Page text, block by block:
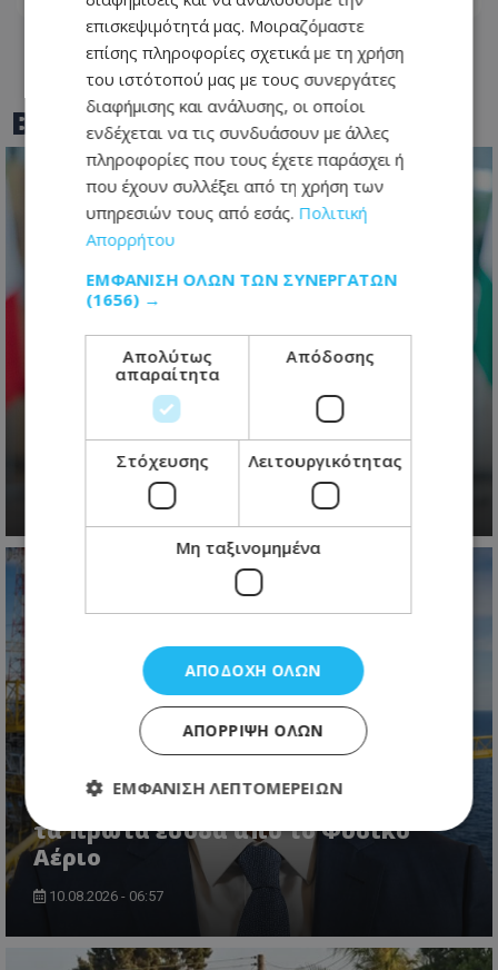
BEST OFTOTHEMAONLINE
«ΔΗΣΑΚΕΛ» και 2028: Ο Νίκος
Χριστοδουλίδης χαράζει από τώρα
το γήπεδο για τις προεδρικές
εκλογές
Υπουργός Ενέργειας: Εντός του 2028
τα πρώτα έσοδα από το Φυσικό
Αέριο
10.08.2026 - 06:57
επισκεψιμότητά μας. Μοιραζόμαστε
επίσης πληροφορίες σχετικά με τη χρήση
του ιστότοπού μας με τους συνεργάτες
διαφήμισης και ανάλυσης, οι οποίοι
ενδέχεται να τις συνδυάσουν με άλλες
πληροφορίες που τους έχετε παράσχει ή
που έχουν συλλέξει από τη χρήση των
υπηρεσιών τους από εσάς. Πολιτική
Απορρήτου
ΕΜΦΆΝΙΣΗ ΌΛΩΝ ΤΩΝ ΣΥΝΕΡΓΑΤΏΝ
(1656) →
Απολύτως
απαραίτητα
Απόδοσης
Στόχευσης Λειτουργικότητας
Μη ταξινομημένα
ΑΠΟΔΟΧΉ ΌΛΩΝ
ΑΠΌΡΡΙΨΗ ΌΛΩΝ
ΕΜΦΆΝΙΣΗ ΛΕΠΤΟΜΕΡΕΙΏΝ
Απολύτως απαραίτητα
Απόδοσης
Λειτουργικότητας
Μη ταξινομημένα